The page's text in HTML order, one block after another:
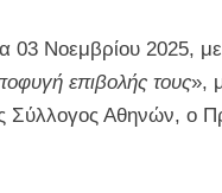
03 Νοεμβρίου 2025,
επιβολής τους»,
Αθηνών, ο